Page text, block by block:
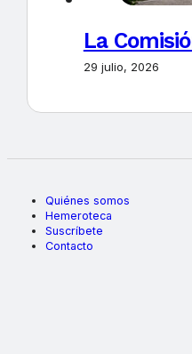
La
29 julio, 2026
Quiénes somos
Hemeroteca
Suscríbete
Contacto